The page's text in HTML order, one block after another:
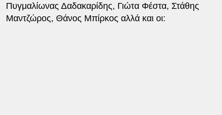
Πυγμαλίωνας Δαδακαρίδης, Γιώτα Φέστα, Στάθης
Μαντζώρος, Θάνος Μπίρκος αλλά και οι: